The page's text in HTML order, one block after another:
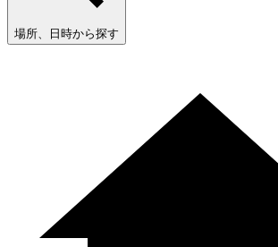
場所、日時から探す